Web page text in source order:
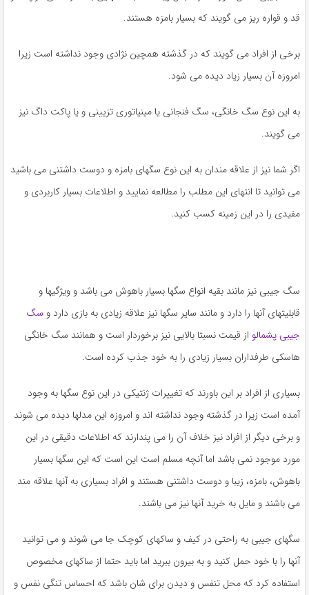
قد و قواره ریز می گویند که بسیار بامزه هستند.
برخی از افراد می گویند که در گذشته همچین نژادی وجود نداشته است زیرا
امروزه آن بسیار زیاد دیده می شود.
به این نوع سگ خانگی، سگ فنجانی یا مینیاتوری تزیینی و یا پاکت داگ نیز
می گویند.
اگر شما نیز از علاقه ‌مندان به این نوع سگهای بامزه و دوست داشتنی می باشید
می توانید تا انتهای این مطلب را مطالعه نمایید و اطلاعات بسیار کاربردی و
مفیدی را در این زمینه کسب کنید.
سگ جیبی نیز مانند بقیه انواع سگها بسیار باهوش می باشد و ویژگیها و
قابلیتهای آنها را دارد و مانند سایر سگها نیز علاقه زیادی به بازی دارد و سگ
جیبی پشمالو از قیمت نسبتا بالایی نیز برخوردار است و همانند سگ خانگی
هاسکی طرفداران بسیار زیادی را به خود جذب کرده است.
بسیاری از افراد بر این باورند که تغییرات ژنتیکی در این نوع سگها به وجود
آمده است زیرا در گذشته وجود نداشته اند و امروزه این مدلها دیده می شوند
و برخی دیگر از افراد نیز خلاف آن را می پندارند که اطلاعات دقیقی در این
مورد موجود نمی باشد اما آنچه مسلم است این است که این سگها بسیار
باهوش، بامزه، زیبا و دوست داشتنی هستند و افراد بسیاری به آنها علاقه مند
می باشند و مایل به خرید آنها نیز می باشند.
سگهای جیبی به راحتی در کیف و ساکهای کوچک جا می شوند و می توانید
آنها را با خود حمل کنید و به بیرون ببرید اما باید حتما از ساکهای مخصوص
استفاده کرد که محل تنفس و دیدن برای شان باشد که احساس تنگی نفس و